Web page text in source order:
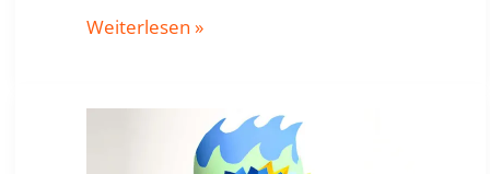
T-
KUNTERBUNTER
Weiterlesen »